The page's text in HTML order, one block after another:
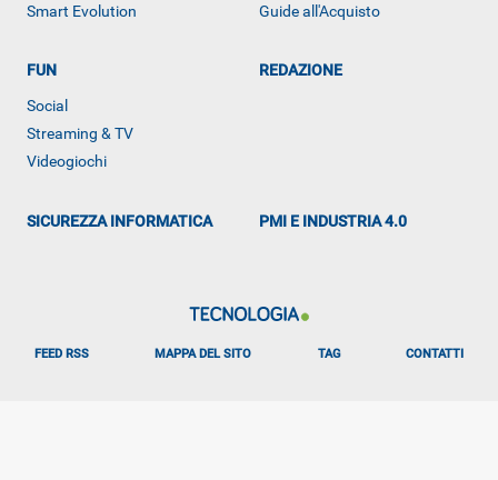
ALTRO
Smart Evolution
Guide all'Acquisto
FUN
Social
Streaming & TV
Videogiochi
REDAZIONE
SICUREZZA INFORMATICA PMI E INDUSTRIA 4.0
FEED RSS MAPPA DEL SITO TAG CONTATTI